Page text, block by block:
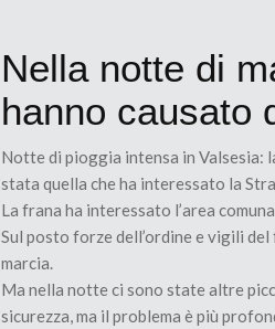
Nella notte di
hanno causato
Notte di pioggia intensa in Valsesia:
stata quella che ha interessato la
La frana ha interessato l’area
Sul posto forze dell’ordine e vigili
marcia.
Ma nella notte ci sono state altre
sicurezza, ma il problema è più